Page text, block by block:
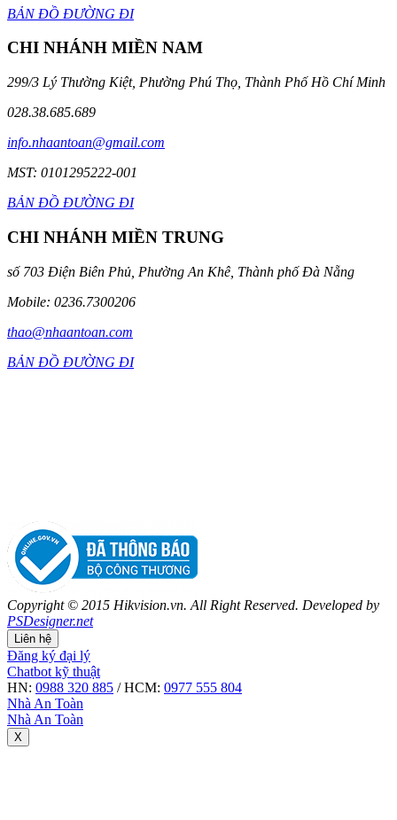
BẢN ĐỒ ĐƯỜNG ĐI
CHI NHÁNH MIỀN NAM
299/3 Lý Thường Kiệt, Phường Phú Thọ, Thành Phố Hồ Chí Minh
028.38.685.689
info.nhaantoan@gmail.com
MST: 0101295222-001
BẢN ĐỒ ĐƯỜNG ĐI
CHI NHÁNH MIỀN TRUNG
số 703 Điện Biên Phủ, Phường An Khê, Thành phố Đà Nẵng
Mobile: 0236.7300206
thao@nhaantoan.com
BẢN ĐỒ ĐƯỜNG ĐI
Copyright © 2015 Hikvision.vn. All Right Reserved. Developed by
PSDesigner.net
Liên hệ
Đăng ký đại lý
Chatbot kỹ thuật
HN: 0988 320 885 / HCM: 0977 555 804
Nhà An Toàn
Nhà An Toàn
X